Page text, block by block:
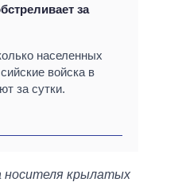
за
населенных
войска в
за сутки.
носителя крылатых